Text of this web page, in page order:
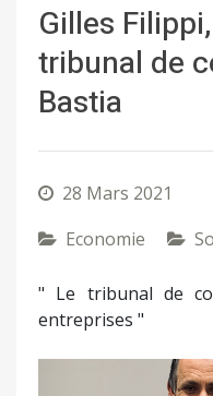
Gilles
tribunal de
Bastia
28 Mars 2021
Economie
" Le tribunal de
entreprises "